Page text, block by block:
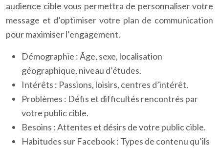
audience cible vous permettra de personnaliser votre
message et d’optimiser votre plan de communication
pour maximiser l’engagement.
Démographie : Âge, sexe, localisation
géographique, niveau d’études.
Intérêts : Passions, loisirs, centres d’intérêt.
Problèmes : Défis et difficultés rencontrés par
votre public cible.
Besoins : Attentes et désirs de votre public cible.
Habitudes sur Facebook : Types de contenu qu’ils